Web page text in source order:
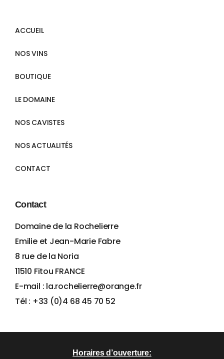
ACCUEIL
NOS VINS
BOUTIQUE
LE DOMAINE
NOS CAVISTES
NOS ACTUALITÉS
CONTACT
Contact
Domaine de la Rochelierre
Emilie et Jean-Marie Fabre
8 rue de la Noria
11510 Fitou FRANCE
E-mail : la.rochelierre@orange.fr
Tél : +33 (0)4 68 45 70 52
Horaires d’ouverture: